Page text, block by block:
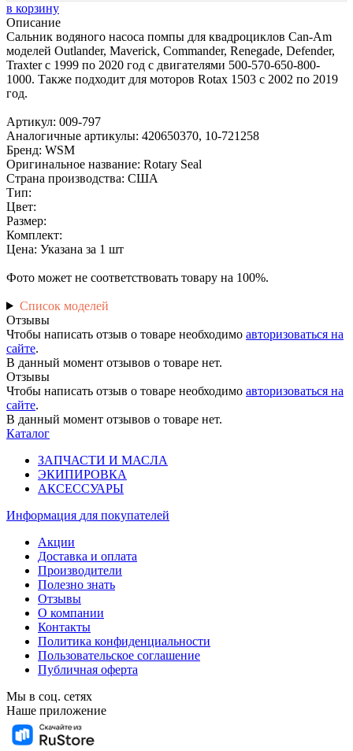
в корзину
Описание
Сальник водяного насоса помпы для квадроциклов Can-Am
моделей Outlander, Maverick, Commander, Renegade, Defender,
Traxter с 1999 по 2020 год с двигателями 500-570-650-800-
1000. Также подходит для моторов Rotax 1503 с 2002 по 2019
год.
Артикул: 009-797
Аналогичные артикулы: 420650370, 10-721258
Бренд: WSM
Оригинальное название: Rotary Seal
Страна производства: США
Тип:
Цвет:
Размер:
Комплект:
Цена: Указана за 1 шт
Фото может не соответствовать товару на 100%.
Список моделей
Отзывы
Чтобы написать отзыв о товаре необходимо авторизоваться на
сайте.
В данный момент отзывов о товаре нет.
Отзывы
Чтобы написать отзыв о товаре необходимо авторизоваться на
сайте.
В данный момент отзывов о товаре нет.
Каталог
ЗАПЧАСТИ И МАСЛА
ЭКИПИРОВКА
АКСЕССУАРЫ
Информация для покупателей
Акции
Доставка и оплата
Производители
Полезно знать
Отзывы
О компании
Контакты
Политика конфиденциальности
Пользовательское соглашение
Публичная оферта
Мы в соц. сетях
Наше приложение